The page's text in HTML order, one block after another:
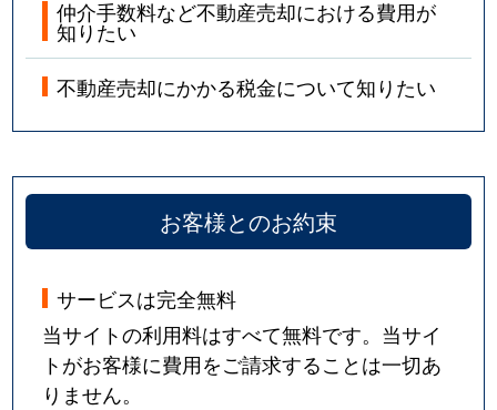
仲介手数料など不動産売却における費用が
知りたい
不動産売却にかかる税金について知りたい
お客様とのお約束
サービスは完全無料
当サイトの利用料はすべて無料です。当サイ
トがお客様に費用をご請求することは一切あ
りません。